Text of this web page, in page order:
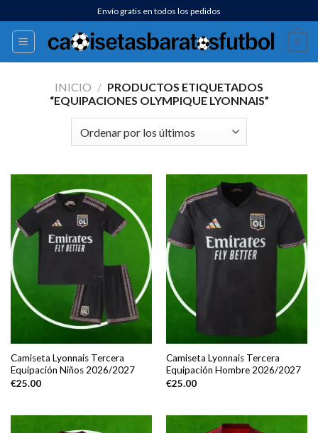
al
contenido
Envío gratis en todos los pedidos
0
INICIO / PRODUCTOS ETIQUETADOS
“EQUIPACIONES OLYMPIQUE LYONNAIS”
Camiseta Lyonnais Tercera
Equipación Niños 2026/2027
€25.00
Camiseta Lyonnais Tercera
Equipación Hombre 2026/2027
€25.00